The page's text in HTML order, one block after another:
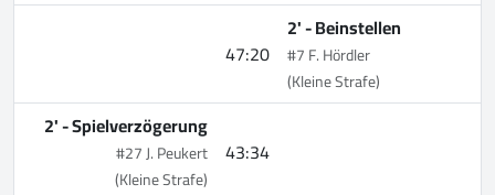
47:20
2' -Beinstellen
#7 F. Hördler
(Kleine Strafe)
43:34
2' -Spielverzögerung
#27 J. Peukert
(Kleine Strafe)